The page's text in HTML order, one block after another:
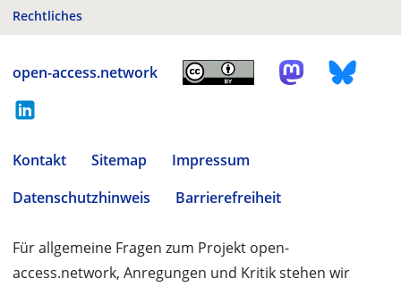
Rechtliches
open-access.network
Kontakt Sitemap
Impressum
Datenschutzhinweis
Barrierefreiheit
Für allgemeine Fragen zum Projekt open-
access.network, Anregungen und Kritik stehen wir